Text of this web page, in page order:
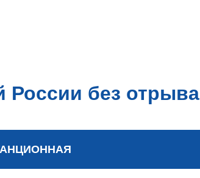
России без отрыва